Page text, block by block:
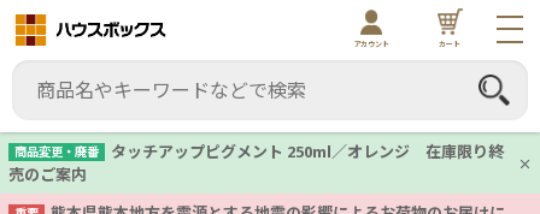
商品変更・廃番
タッチアップピグメント 250ml／オレンジ 在庫限り終
売のご案内
アカウント カート